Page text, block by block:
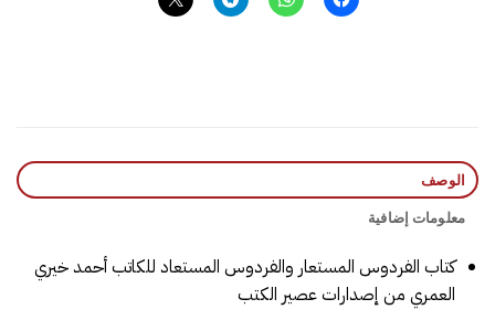
الوصف
معلومات إضافية
كتاب الفردوس المستعار والفردوس المستعاد للكاتب أحمد خيري
العمري من إصدارات عصير الكتب